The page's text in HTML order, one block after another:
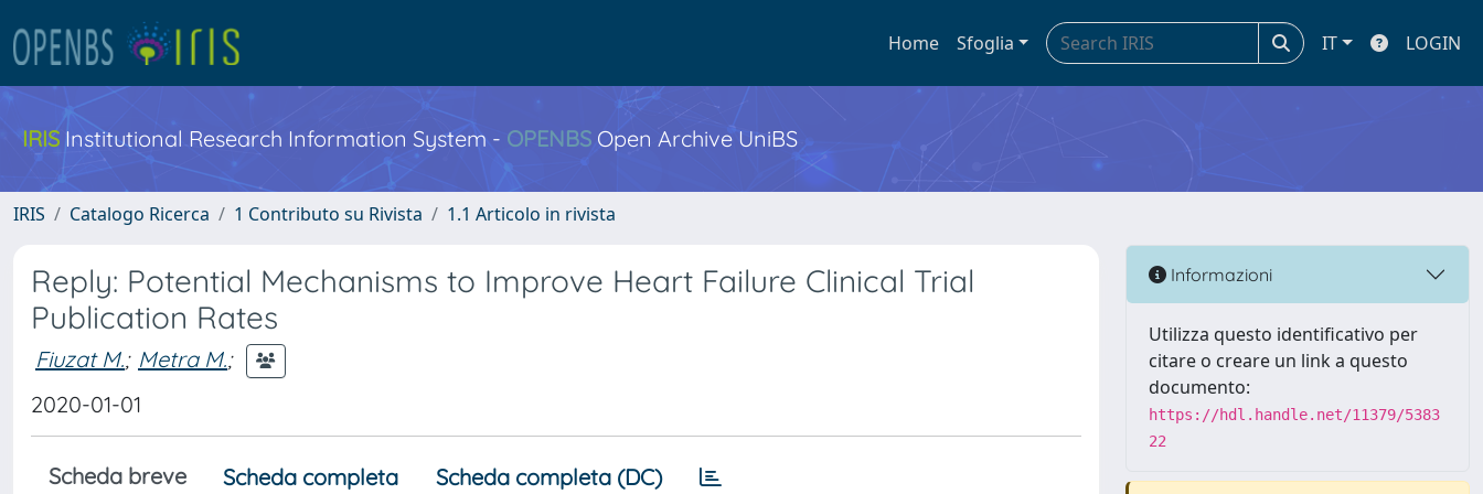
Home Sfoglia IT LOGIN
IRIS Institutional Research Information System - OPENBS Open Archive UniBS
IRIS Catalogo Ricerca 1 Contributo su Rivista 1.1 Articolo in rivista
Reply: Potential Mechanisms to Improve Heart Failure Clinical Trial
Publication Rates
Fiuzat M.; Metra M.;
2020-01-01
Scheda breve Scheda completa Scheda completa (DC)
Informazioni
Utilizza questo identificativo per
citare o creare un link a questo
documento:
https://hdl.handle.net/11379/5383
22